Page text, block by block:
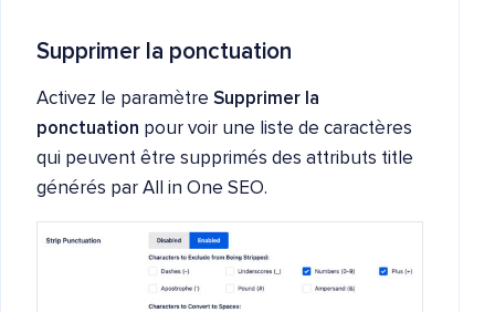
Supprimer la ponctuation
Activez le paramètre Supprimer la
ponctuation pour voir une liste de caractères
qui peuvent être supprimés des attributs title
générés par All in One SEO.